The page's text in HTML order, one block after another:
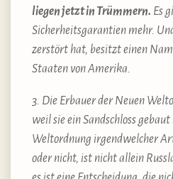
liegen jetzt in Trümmern. Es
Sicherheitsgarantien mehr.
zerstört hat, besitzt einen
Staaten von Amerika.
3. Die Erbauer der Neuen
weil sie ein Sandschloss
Weltordnung irgendwelcher
oder nicht, ist nicht allein